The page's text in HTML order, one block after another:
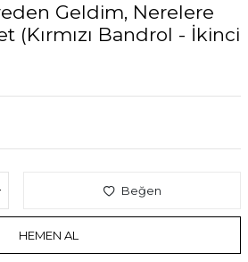
Geldim, Nerelere
(Kırmızı Bandrol - İkinci
Beğen
HEMEN AL